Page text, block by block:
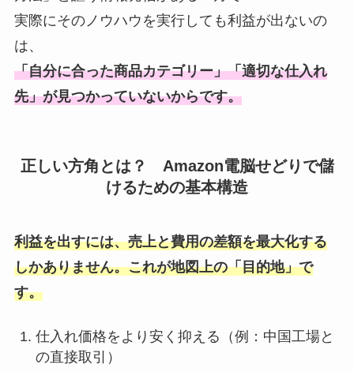
実際にそのノウハウを実行しても利益が出ないの
は、
「自分に合った商品カテゴリー」「適切な仕入れ
先」が見つかっていないからです。
正しい方角とは？ Amazon電脳せどりで儲
けるための基本構造
利益を出すには、売上と費用の差額を最大化する
しかありません。これが地図上の「目的地」で
す。
仕入れ価格をより安く抑える（例：中国工場と
の直接取引）